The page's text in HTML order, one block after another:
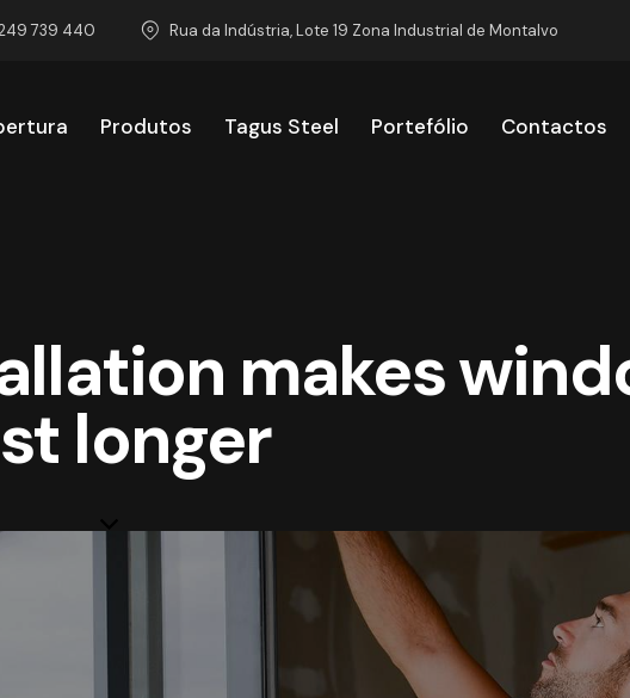
249 739 440 Rua da Indústria, Lote 19 Zona Industrial de Montalvo
Produtos Tagus Steel Portefólio Contactos
makes
longer